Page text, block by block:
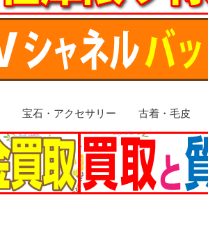
宝石・アクセサリー
リング
イヤリング
ネックレス
ブレスレット・バングル
ピアス
トップ
ブローチ
その他
古着・毛皮
トップス
ジャケット
ワンピース
コート
スーツ
スカート
ボトムス
毛皮
その他